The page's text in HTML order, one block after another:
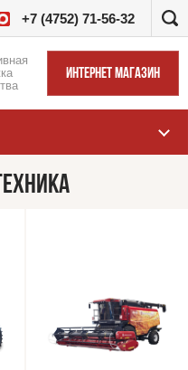
+7 (4752) 71-56-32
ИНТЕРНЕТ МАГАЗИН